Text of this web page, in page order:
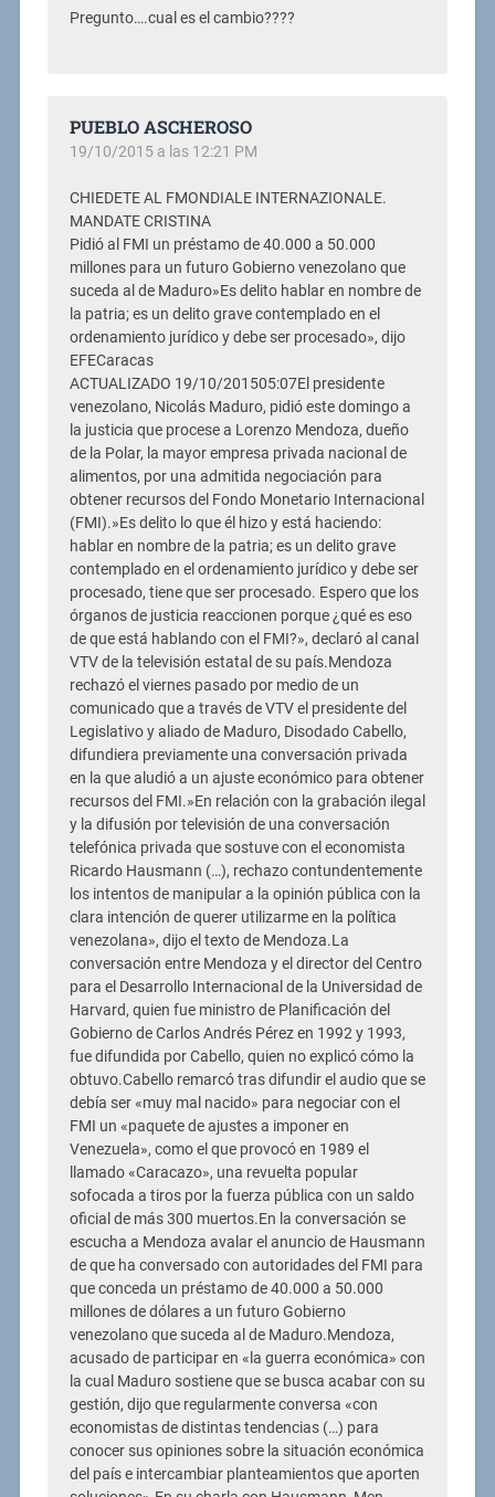
Pregunto….cual es el cambio????
PUEBLO ASCHEROSO
19/10/2015 a las 12:21 PM
CHIEDETE AL FMONDIALE INTERNAZIONALE.
MANDATE CRISTINA
Pidió al FMI un préstamo de 40.000 a 50.000
millones para un futuro Gobierno venezolano que
suceda al de Maduro»Es delito hablar en nombre de
la patria; es un delito grave contemplado en el
ordenamiento jurídico y debe ser procesado», dijo
EFECaracas
ACTUALIZADO 19/10/201505:07El presidente
venezolano, Nicolás Maduro, pidió este domingo a
la justicia que procese a Lorenzo Mendoza, dueño
de la Polar, la mayor empresa privada nacional de
alimentos, por una admitida negociación para
obtener recursos del Fondo Monetario Internacional
(FMI).»Es delito lo que él hizo y está haciendo:
hablar en nombre de la patria; es un delito grave
contemplado en el ordenamiento jurídico y debe ser
procesado, tiene que ser procesado. Espero que los
órganos de justicia reaccionen porque ¿qué es eso
de que está hablando con el FMI?», declaró al canal
VTV de la televisión estatal de su país.Mendoza
rechazó el viernes pasado por medio de un
comunicado que a través de VTV el presidente del
Legislativo y aliado de Maduro, Disodado Cabello,
difundiera previamente una conversación privada
en la que aludió a un ajuste económico para obtener
recursos del FMI.»En relación con la grabación ilegal
y la difusión por televisión de una conversación
telefónica privada que sostuve con el economista
Ricardo Hausmann (…), rechazo contundentemente
los intentos de manipular a la opinión pública con la
clara intención de querer utilizarme en la política
venezolana», dijo el texto de Mendoza.La
conversación entre Mendoza y el director del Centro
para el Desarrollo Internacional de la Universidad de
Harvard, quien fue ministro de Planificación del
Gobierno de Carlos Andrés Pérez en 1992 y 1993,
fue difundida por Cabello, quien no explicó cómo la
obtuvo.Cabello remarcó tras difundir el audio que se
debía ser «muy mal nacido» para negociar con el
FMI un «paquete de ajustes a imponer en
Venezuela», como el que provocó en 1989 el
llamado «Caracazo», una revuelta popular
sofocada a tiros por la fuerza pública con un saldo
oficial de más 300 muertos.En la conversación se
escucha a Mendoza avalar el anuncio de Hausmann
de que ha conversado con autoridades del FMI para
que conceda un préstamo de 40.000 a 50.000
millones de dólares a un futuro Gobierno
venezolano que suceda al de Maduro.Mendoza,
acusado de participar en «la guerra económica» con
la cual Maduro sostiene que se busca acabar con su
gestión, dijo que regularmente conversa «con
economistas de distintas tendencias (…) para
conocer sus opiniones sobre la situación económica
del país e intercambiar planteamientos que aporten